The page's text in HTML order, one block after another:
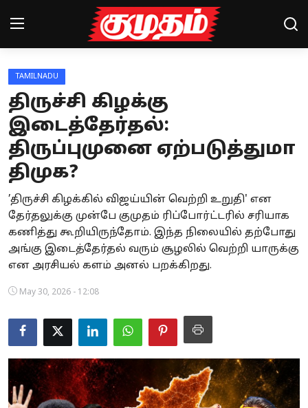
Home
Magazines
Games
Cinema
Videos
Health
Sports
Special Story
Business
Crime
Tamilnadu
TAMILNADU
திருச்சி கிழக்கு
இடைத்தேர்தல்:
திருப்புமுனை ஏற்படுத்துமா
திமுக?
’திருச்சி கிழக்கில் விஜய்யின் வெற்றி உறுதி' என
தேர்தலுக்கு முன்பே குமுதம் ரிப்போர்ட்டரில் சரியாக
கணித்து கூறியிருந்தோம். இந்த நிலையில் தற்போது
அங்கு இடைத்தேர்தல் வரும் சூழலில் வெற்றி யாருக்கு
என அரசியல் களம் அனல் பறக்கிறது.
May 30, 2026 - 12:08